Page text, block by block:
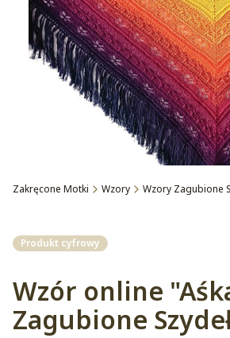
Zakręcone Motki Wzory Wzory Zagubione
Etykiety
Produkt cyfrowy
Wzór online
Zagubione